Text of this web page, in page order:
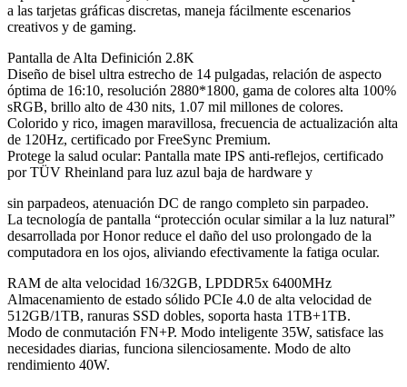
a las tarjetas gráficas discretas, maneja fácilmente escenarios
creativos y de gaming.
Pantalla de Alta Definición 2.8K
Diseño de bisel ultra estrecho de 14 pulgadas, relación de aspecto
óptima de 16:10, resolución 2880*1800, gama de colores alta 100%
sRGB, brillo alto de 430 nits, 1.07 mil millones de colores.
Colorido y rico, imagen maravillosa, frecuencia de actualización alta
de 120Hz, certificado por FreeSync Premium.
Protege la salud ocular: Pantalla mate IPS anti-reflejos, certificado
por TÜV Rheinland para luz azul baja de hardware y
sin parpadeos, atenuación DC de rango completo sin parpadeo.
La tecnología de pantalla “protección ocular similar a la luz natural”
desarrollada por Honor reduce el daño del uso prolongado de la
computadora en los ojos, aliviando efectivamente la fatiga ocular.
RAM de alta velocidad 16/32GB, LPDDR5x 6400MHz
Almacenamiento de estado sólido PCIe 4.0 de alta velocidad de
512GB/1TB, ranuras SSD dobles, soporta hasta 1TB+1TB.
Modo de conmutación FN+P. Modo inteligente 35W, satisface las
necesidades diarias, funciona silenciosamente. Modo de alto
rendimiento 40W.